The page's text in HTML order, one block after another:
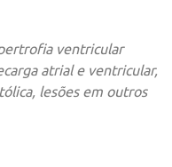
ventricular
atrial e ventricular,
lesões em outros